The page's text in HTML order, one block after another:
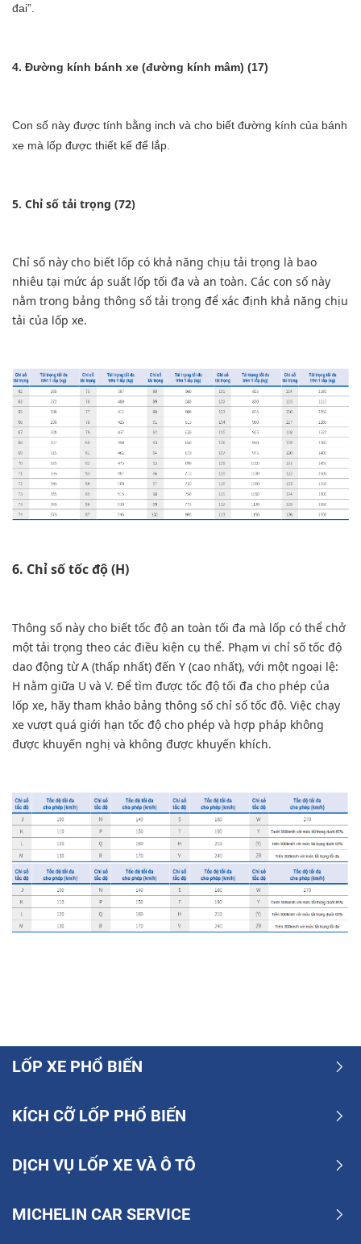
đai”.
4. Đường kính bánh xe (đường kính mâm) (17)
Con số này được tính bằng inch và cho biết đường kính của bánh
xe mà lốp được thiết kế để lắp.
5. Chỉ số tải trọng (72)
Chỉ số này cho biết lốp có khả năng chịu tải trọng là bao
nhiêu tại mức áp suất lốp tối đa và an toàn. Các con số này
nằm trong bảng thông số tải trọng để xác định khả năng chịu
tải của lốp xe.
6. Chỉ số tốc độ (H)
Thông số này cho biết tốc độ an toàn tối đa mà lốp có thể chở
một tải trọng theo các điều kiện cụ thể. Phạm vi chỉ số tốc độ
dao động từ A (thấp nhất) đến Y (cao nhất), với một ngoại lệ:
H nằm giữa U và V. Để tìm được tốc độ tối đa cho phép của
lốp xe, hãy tham khảo bảng thông số chỉ số tốc độ. Việc chạy
xe vượt quá giới hạn tốc độ cho phép và hợp pháp không
được khuyến nghị và không được khuyến khích.
LỐP XE PHỔ BIẾN
KÍCH CỠ LỐP PHỔ BIẾN
DỊCH VỤ LỐP XE VÀ Ô TÔ
MICHELIN CAR SERVICE